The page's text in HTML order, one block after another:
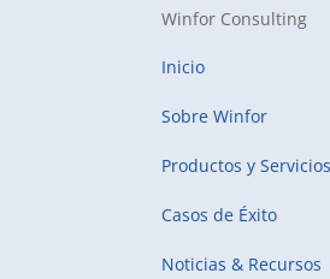
Winfor Consulting
Inicio
Sobre Winfor
Productos y Servicios
Casos de Éxito
Noticias & Recursos